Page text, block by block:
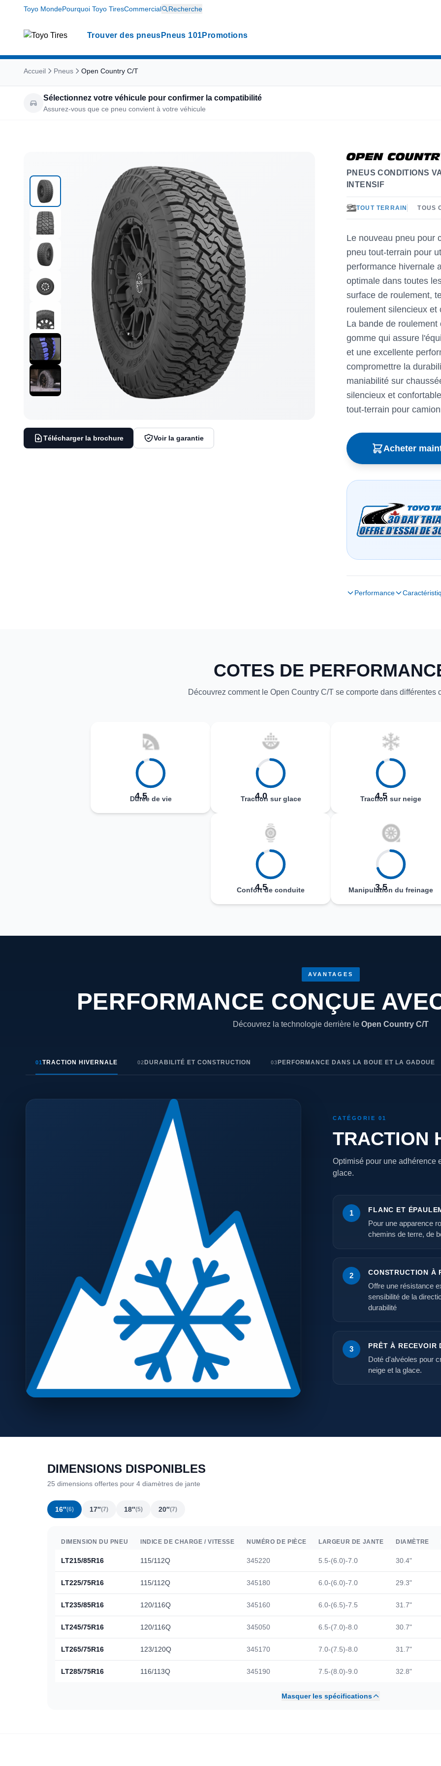
Toyo MondePourquoi Toyo TiresCommercial Recherche
Trouver des pneus Pneus 101Promotions
Accueil Pneus Open Country C/T
Sélectionnez votre véhicule pour confirmer la compatibilité
Assurez-vous que ce pneu convient à votre véhicule
Télécharger la brochure Voir la garantie
PNEUS CONDITIONS
INTENSIF
TOUT TERRAIN TOUS
Le nouveau pneu pour
pneu tout-terrain pour
performance hivernale
optimale dans toutes
surface de roulement,
roulement silencieux et
La bande de
gomme qui assure
et une excellente
compromettre la
maniabilité sur
silencieux et
tout-terrain pour
Acheter
Performance
COTES DE
Découvrez comment le Open Country C/T se comporte dans différentes
4.5
Durée de vie 4.0
Traction sur glace 4.5
Traction sur neige
4.5
Confort de conduite 3.5
Manipulation du freinage
AVANTAGES
PERFORMANCE CONÇUE
Découvrez la technologie derrière le Open Country C/T
01 TRACTION HIVERNALE 02 DURABILITÉ ET CONSTRUCTION 03 PERFORMANCE DANS LA BOUE ET LA GADOUE
CATÉGORIE 01
TRACTION
Optimisé pour une adhérence
glace.
1 FLANC ET
Pour une apparence
chemins de terre, de
2 CONSTRUCTION À
Offre une résistance
sensibilité de la
durabilité
3 PRÊT À RECEVOIR
Doté d'alvéoles pour
neige et la glace.
DIMENSIONS DISPONIBLES
25 dimensions offertes pour 4 diamètres de jante
16″(6) 17″(7) 18″(5) 20″(7)
DIMENSION DU PNEU INDICE DE CHARGE / VITESSE NUMÉRO DE PIÈCE LARGEUR DE JANTE DIAMÈTRE
LT215/85R16 115/112Q 345220 5.5-(6.0)-7.0 30.4"
LT225/75R16 115/112Q 345180 6.0-(6.0)-7.0 29.3"
LT235/85R16 120/116Q 345160 6.0-(6.5)-7.5 31.7"
LT245/75R16 120/116Q 345050 6.5-(7.0)-8.0 30.7"
LT265/75R16 123/120Q 345170 7.0-(7.5)-8.0 31.7"
LT285/75R16 116/113Q 345190 7.5-(8.0)-9.0 32.8"
Masquer les spécifications